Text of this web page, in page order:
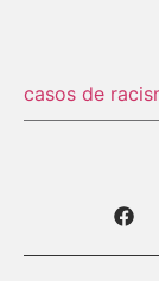
casos de